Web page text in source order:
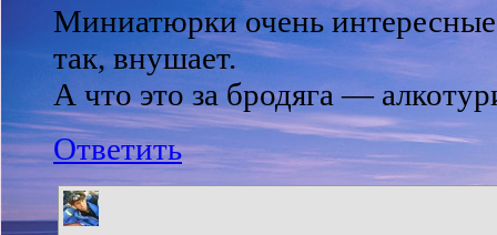
Миниатюрки очень
так, внушает.
А что это за бродяга —
Ответить